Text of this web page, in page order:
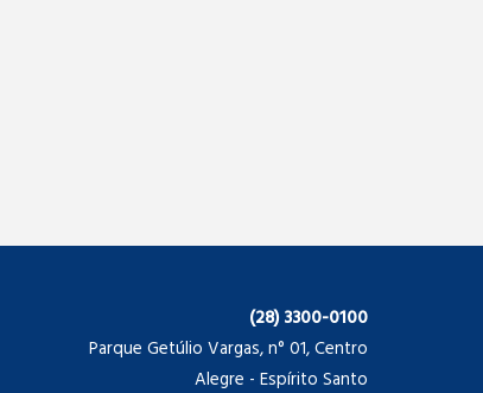
(28) 3300-0100
Parque Getúlio Vargas, n° 01, Centro
Alegre - Espírito Santo